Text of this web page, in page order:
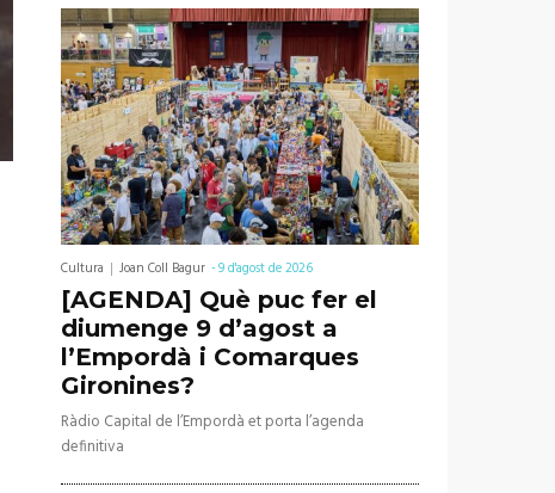
Cultura Joan Coll Bagur -9 d'agost de 2026
[AGENDA] Què puc fer el
diumenge 9 d’agost a
l’Empordà i Comarques
Gironines?
Ràdio Capital de l’Empordà et porta l’agenda
definitiva